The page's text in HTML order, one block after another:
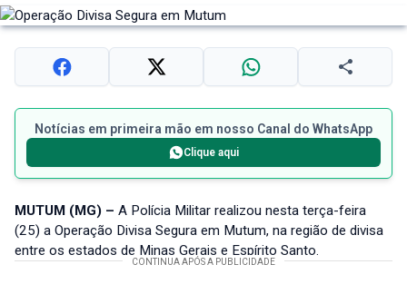
Notícias em primeira mão em nosso Canal do WhatsApp
Clique aqui
MUTUM (MG) – A Polícia Militar realizou nesta terça-feira
(25) a Operação Divisa Segura em Mutum, na região de divisa
entre os estados de Minas Gerais e Espírito Santo.